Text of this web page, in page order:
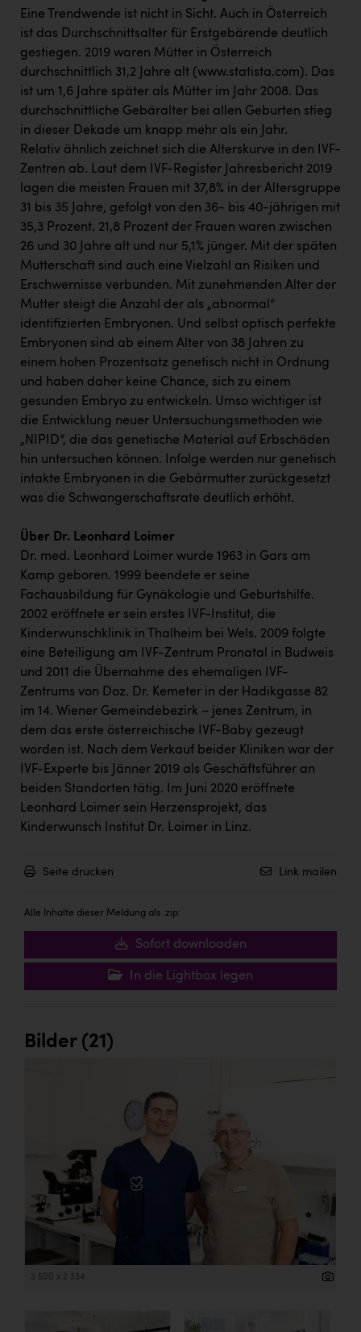
Eine Trendwende ist nicht in Sicht. Auch in Österreich
ist das Durchschnittsalter für Erstgebärende deutlich
gestiegen. 2019 waren Mütter in Österreich
durchschnittlich 31,2 Jahre alt (www.statista.com). Das
ist um 1,6 Jahre später als Mütter im Jahr 2008. Das
durchschnittliche Gebäralter bei allen Geburten stieg
in dieser Dekade um knapp mehr als ein Jahr.
Relativ ähnlich zeichnet sich die Alterskurve in den IVF-
Zentren ab. Laut dem IVF-Register Jahresbericht 2019
lagen die meisten Frauen mit 37,8% in der Altersgruppe
31 bis 35 Jahre, gefolgt von den 36- bis 40-jährigen mit
35,3 Prozent. 21,8 Prozent der Frauen waren zwischen
26 und 30 Jahre alt und nur 5,1% jünger. Mit der späten
Mutterschaft sind auch eine Vielzahl an Risiken und
Erschwernisse verbunden. Mit zunehmenden Alter der
Mutter steigt die Anzahl der als „abnormal“
identifizierten Embryonen. Und selbst optisch perfekte
Embryonen sind ab einem Alter von 38 Jahren zu
einem hohen Prozentsatz genetisch nicht in Ordnung
und haben daher keine Chance, sich zu einem
gesunden Embryo zu entwickeln. Umso wichtiger ist
die Entwicklung neuer Untersuchungsmethoden wie
„NIPID“, die das genetische Material auf Erbschäden
hin untersuchen können. Infolge werden nur genetisch
intakte Embryonen in die Gebärmutter zurückgesetzt
was die Schwangerschaftsrate deutlich erhöht.
Über Dr. Leonhard Loimer
Dr. med. Leonhard Loimer wurde 1963 in Gars am
Kamp geboren. 1999 beendete er seine
Fachausbildung für Gynäkologie und Geburtshilfe.
2002 eröffnete er sein erstes IVF-Institut, die
Kinderwunschklinik in Thalheim bei Wels. 2009 folgte
eine Beteiligung am IVF-Zentrum Pronatal in Budweis
und 2011 die Übernahme des ehemaligen IVF-
Zentrums von Doz. Dr. Kemeter in der Hadikgasse 82
im 14. Wiener Gemeindebezirk – jenes Zentrum, in
dem das erste österreichische IVF-Baby gezeugt
worden ist. Nach dem Verkauf beider Kliniken war der
IVF-Experte bis Jänner 2019 als Geschäftsführer an
beiden Standorten tätig. Im Juni 2020 eröffnete
Leonhard Loimer sein Herzensprojekt, das
Kinderwunsch Institut Dr. Loimer in Linz.
Seite drucken Link mailen
Alle Inhalte dieser Meldung als .zip:
Sofort downloaden
In die Lightbox legen
Bilder (21)
3 500 x 2 334